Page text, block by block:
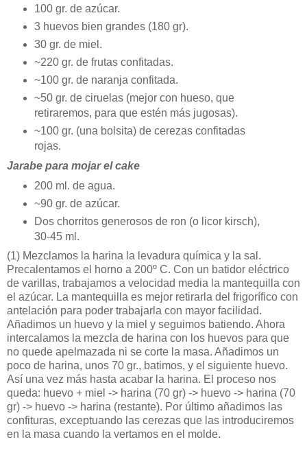
100 gr. de azúcar.
3 huevos bien grandes (180 gr).
30 gr. de miel.
~220 gr. de frutas confitadas.
~100 gr. de naranja confitada.
~50 gr. de ciruelas (mejor con hueso, que
retiraremos, para que estén más jugosas).
~100 gr. (una bolsita) de cerezas confitadas
rojas.
Jarabe para mojar el cake
200 ml. de agua.
~90 gr. de azúcar.
Dos chorritos generosos de ron (o licor kirsch),
30-45 ml.
(1) Mezclamos la harina la levadura química y la sal.
Precalentamos el horno a 200º C. Con un batidor eléctrico
de varillas, trabajamos a velocidad media la mantequilla con
el azúcar. La mantequilla es mejor retirarla del frigorífico con
antelación para poder trabajarla con mayor facilidad.
Añadimos un huevo y la miel y seguimos batiendo. Ahora
intercalamos la mezcla de harina con los huevos para que
no quede apelmazada ni se corte la masa. Añadimos un
poco de harina, unos 70 gr., batimos, y el siguiente huevo.
Así una vez más hasta acabar la harina. El proceso nos
queda: huevo + miel -> harina (70 gr) -> huevo -> harina (70
gr) -> huevo -> harina (restante). Por último añadimos las
confituras, exceptuando las cerezas que las introduciremos
en la masa cuando la vertamos en el molde.